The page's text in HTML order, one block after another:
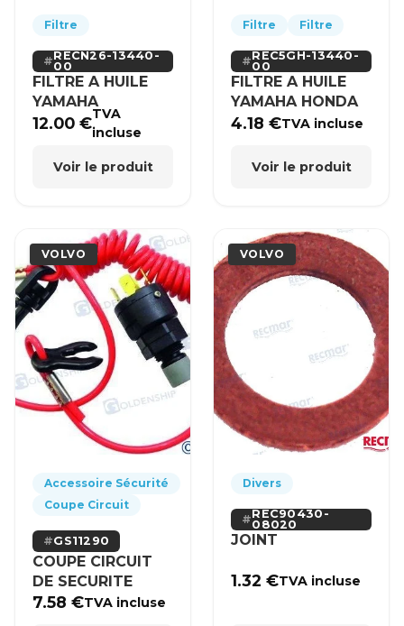
Filtre
RECN26-13440-
00
FILTRE A HUILE
YAMAHA
12.00€TVA
incluse
Voir le produit
Filtre Filtre
REC5GH-13440-
00
FILTRE A HUILE
YAMAHA HONDA
4.18€TVA incluse
Voir le produit
VOLVO
Accessoire Sécurité
Coupe Circuit
GS11290
COUPE CIRCUIT
DE SECURITE
7.58€TVA incluse
VOLVO
Divers
REC90430-
08020
JOINT
1.32€TVA incluse